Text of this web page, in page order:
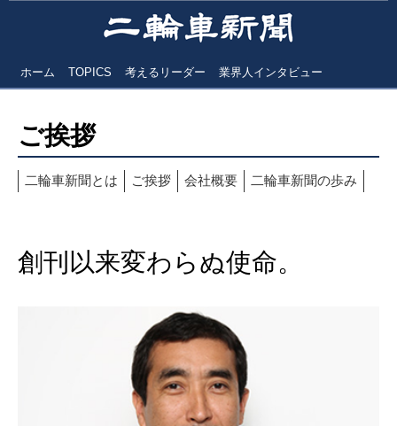
ホーム TOPICS 考えるリーダー 業界人インタビュー
ご挨拶
二輪車新聞とは ご挨拶 会社概要 二輪車新聞の歩み
創刊以来変わらぬ使命。